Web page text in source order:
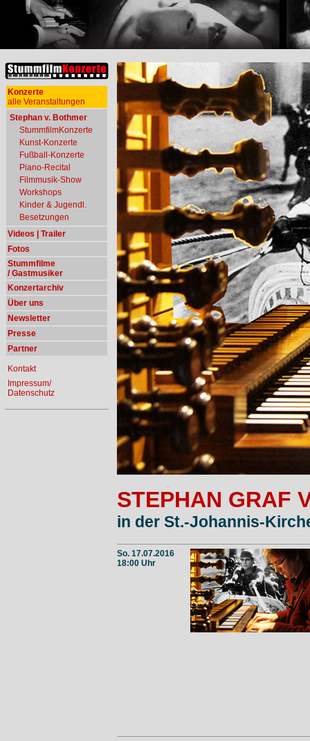
Konzerte
alle Veranstaltungen
Stephan v. Bothmer
StummfilmKonzerte
Kunst-Konzerte
Fußball-Konzerte
Piano-Recital
Filmmusik-Show
Workshops
Kinder & Jugendl.
Besetzungen
Videos | Trailer
Fotos
Stummfilme
/ Gastmusiker
Konzertarchiv
Über uns
Newsletter
Presse
Partner
Kontakt
Impressum/
Datenschutz
STEPHAN GRAF
in der St.-Johannis-
So. 17.07.2016
18:00 Uhr